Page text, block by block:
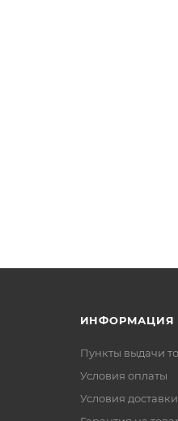
ИНФОРМАЦИЯ
Пункты выдачи
Условия оплаты
Условия доставки